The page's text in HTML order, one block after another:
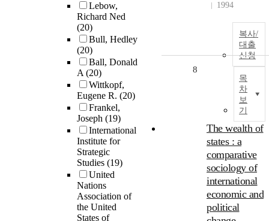
Lebow,
Richard Ned
(20)
Bull, Hedley
(20)
Ball, Donald
A(20)
Wittkopf,
Eugene R. (20)
Frankel,
Joseph (19)
International
Institute for
Strategic
Studies (19)
United
Nations
Association of
the United
States of
1994
복사/
대출
신청
목
차
보
기
8
The wealth of
states : a
comparative
sociology of
international
economic and
political